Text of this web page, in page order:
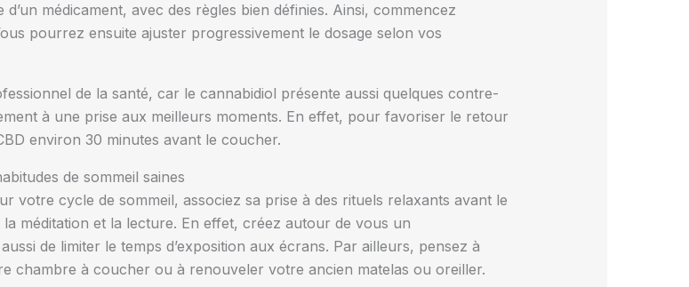
médicament, avec des règles bien définies. Ainsi, commencez
pourrez ensuite ajuster progressivement le dosage selon vos
de la santé, car le cannabidiol présente aussi quelques contre-
à une prise aux meilleurs moments. En effet, pour favoriser le retour
environ 30 minutes avant le coucher.
de sommeil saines
votre cycle de sommeil, associez sa prise à des rituels relaxants avant le
méditation et la lecture. En effet, créez autour de vous un
de limiter le temps d’exposition aux écrans. Par ailleurs, pensez à
chambre à coucher ou à renouveler votre ancien matelas ou oreiller.